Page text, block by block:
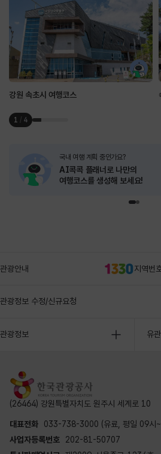
강원 속초시 여행코스
1 / 4
국내 여행 계획 중인가요?
AI콕콕 플래너로 나만의
여행코스를 생성해 보세요!
관광안내 지역번
관광정보 수정/신규요청
관광정보 유
(26464) 강원특별자치도 원주시 세계로 10
대표전화
033-738-3000 (유료, 평일 09시
사업자등록번호
202-81-50707